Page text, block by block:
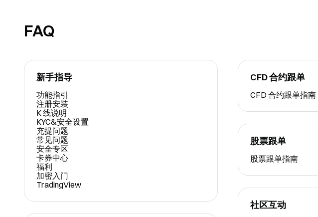
FAQ
新手指导
功能指引
注册安装
K 线说明
KYC&安全设置
充提问题
常见问题
安全专区
卡券中心
福利
加密入门
TradingView
CFD 合约跟单
CFD 合约跟单指南
股票跟单
股票跟单指南
社区互动